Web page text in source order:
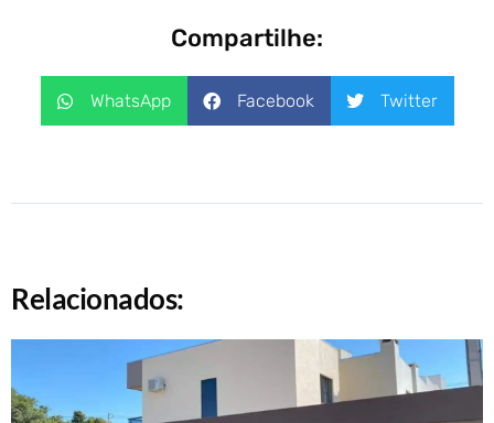
Compartilhe:
WhatsApp Facebook Twitter
Relacionados: